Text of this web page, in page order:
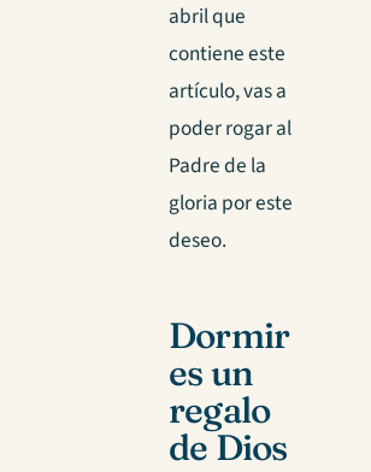
abril que
contiene este
artículo, vas a
poder rogar al
Padre de la
gloria por este
deseo.
Dormir
es un
regalo
de Dios